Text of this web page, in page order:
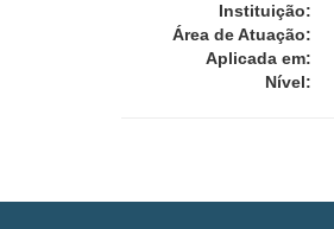
Instituição:
Área de Atuação:
Aplicada em:
Nível: